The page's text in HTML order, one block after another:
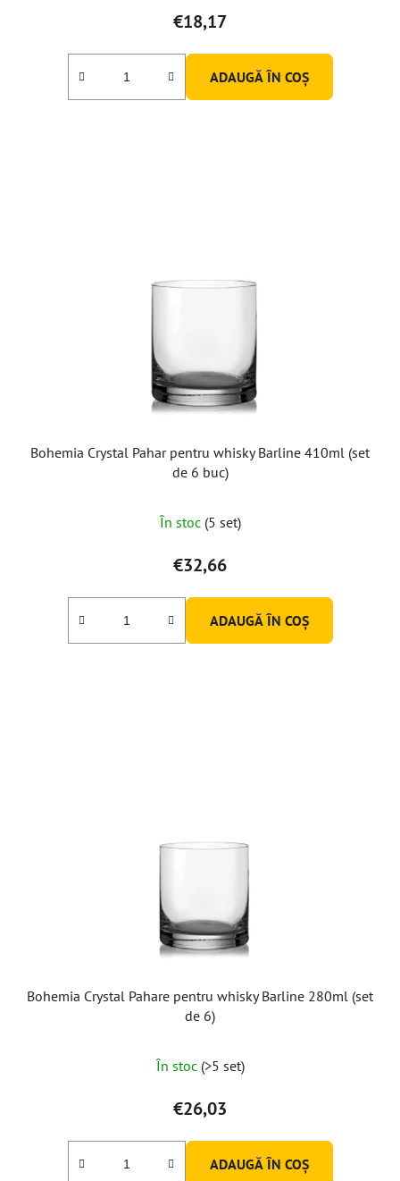
€18,17
ADAUGĂ ÎN COŞ
Bohemia Crystal Pahar pentru whisky Barline 410ml (set
de 6 buc)
medie
a
produsului
este
5,0
În stoc (5 set)
€32,66
ADAUGĂ ÎN COŞ
Bohemia Crystal Pahare pentru whisky Barline 280ml (set
de 6)
În stoc (>5 set)
€26,03
ADAUGĂ ÎN COŞ